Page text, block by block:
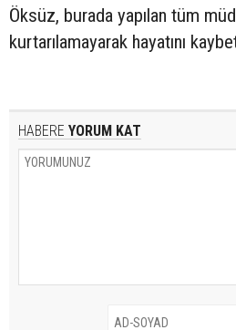
Öksüz, burada yapılan tüm
kurtarılamayarak hayatını
HABERE YORUM KAT